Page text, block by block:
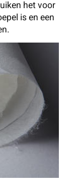
het voor
is en een